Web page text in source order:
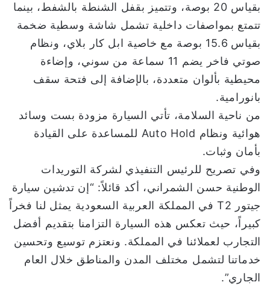
بقياس 20 بوصة، وتتميز بقفل الشنطة بالشفط، بينما
تتمتع بمواصفات داخلية تشمل شاشة وسطية ضخمة
بقياس 15.6 بوصة مع خاصية ابل كار بلاي، ونظام
صوتي فاخر يضم 11 سماعة من سوني، وإضاءة
محيطية بألوان متعددة، بالإضافة إلى فتحة سقف
بانورامية.
من ناحية السلامة، تأتي السيارة مزودة بست وسائد
هوائية ونظام Auto Hold للمساعدة على القيادة
بأمان وثبات.
وفي تصريح للرئيس التنفيذي لشركة التوريدات
الوطنية حسن الشمراني، أكد قائلاً: “إن تدشين سيارة
جيتور T2 في المملكة العربية السعودية يمثل لنا فخراً
كبيراً، حيث تعكس هذه السيارة التزامنا بتقديم أفضل
التجارب لعملائنا في المملكة. ونعتزم توسيع وتحسين
خدماتنا لتشمل مختلف المدن والمناطق خلال العام
الجاري”.